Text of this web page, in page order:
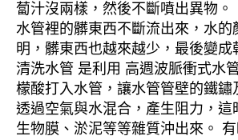
蔔汁沒兩樣，然後不斷噴出異物。
水管裡的髒東西不斷流出來，水的
明，髒東西也越來越少，最後變成
清洗水管 是利用 高週波脈衝式水
檬酸打入水管，讓水管管壁的鐵鏽
透過空氣與水混合，產生阻力，這
生物膜、淤泥等等雜質沖出來。